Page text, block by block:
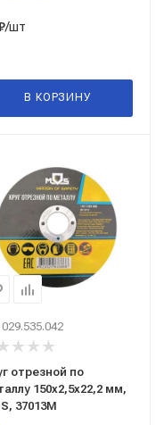
/шт
В КОРЗИНУ
029.535.042
отрезной по
150x2,5x22,2 мм,
37013М